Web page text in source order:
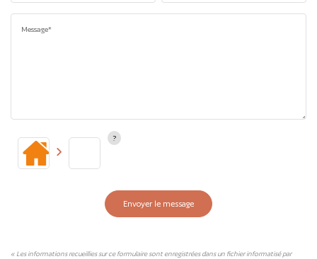
Message*
Envoyer le message
« Les informations recueillies sur ce formulaire sont enregistrées dans un fichier informatisé par